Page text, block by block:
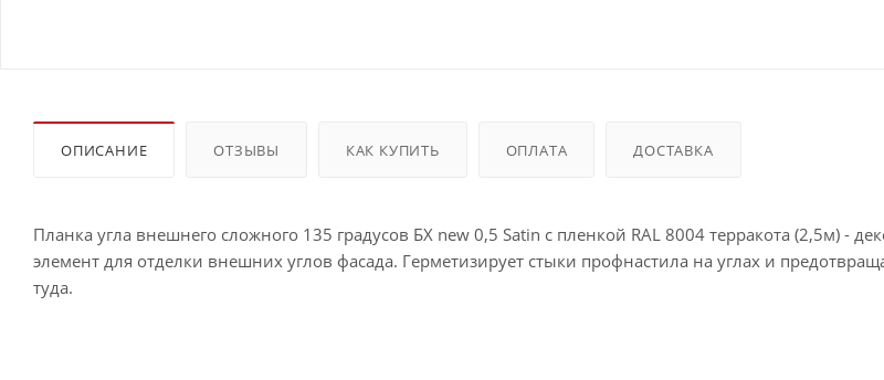
ОПИСАНИЕ ОТЗЫВЫ КАК КУПИТЬ ОПЛАТА ДОСТАВКА
Планка угла внешнего сложного 135 градусов БХ new 0,5 Satin с пленкой RAL 8004 терракота (2,5м) -
элемент для отделки внешних углов фасада. Герметизирует стыки профнастила на углах и
туда.